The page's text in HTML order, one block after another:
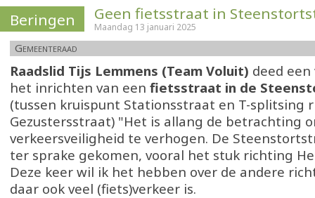
Beringen Geen fietsstraat in
Maandag 13 januari 2025
Gemeenteraad
Raadslid Tijs Lemmens (Team Voluit) deed
het inrichten van een fietsstraat in de
(tussen kruispunt Stationsstraat en T-splitsing
Gezustersstraat) "Het is allang de betrachting
verkeersveiligheid te verhogen. De
ter sprake gekomen, vooral het stuk richting
Deze keer wil ik het hebben over de andere
daar ook veel (fiets)verkeer is.